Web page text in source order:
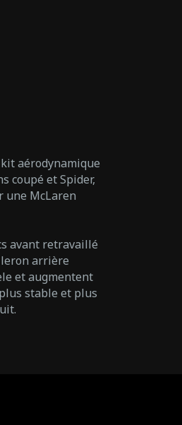
aérodynamique
coupé et Spider,
une McLaren
avant retravaillé
arrière
et augmentent
stable et plus